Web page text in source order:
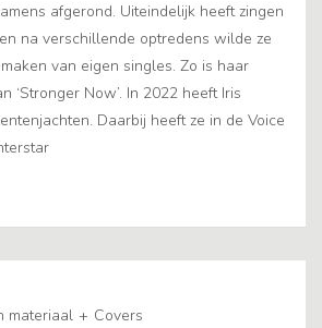
afgerond. Uiteindelijk heeft zingen
na verschillende optredens wilde ze
van eigen singles. Zo is haar
‘Stronger Now’. In 2022 heeft Iris
Daarbij heeft ze in de Voice
materiaal + Covers